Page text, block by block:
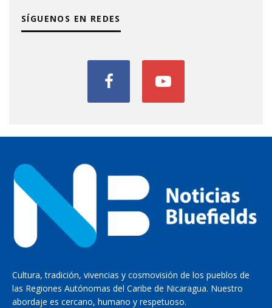
SÍGUENOS EN REDES
Cultura, tradición, vivencias y cosmovisión de los pueblos de
las Regiones Autónomas del Caribe de Nicaragua. Nuestro
abordaje es cercano, humano y respetuoso.